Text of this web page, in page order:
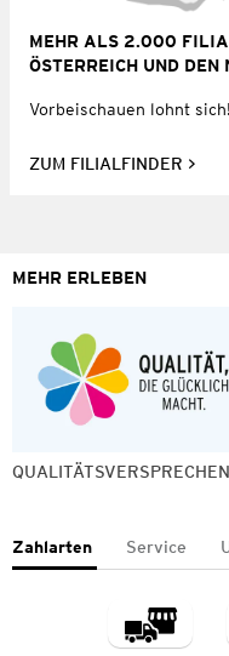
MEHR ALS 2.000
ÖSTERREICH UND DEN
Vorbeischauen lohnt
ZUM FILIALFINDER
MEHR ERLEBEN
QUALITÄTSVERSPRECHEN
Zahlarten Service